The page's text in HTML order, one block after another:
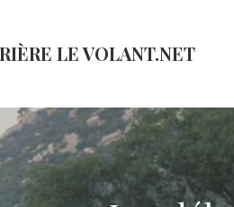
LE VOLANT.NET